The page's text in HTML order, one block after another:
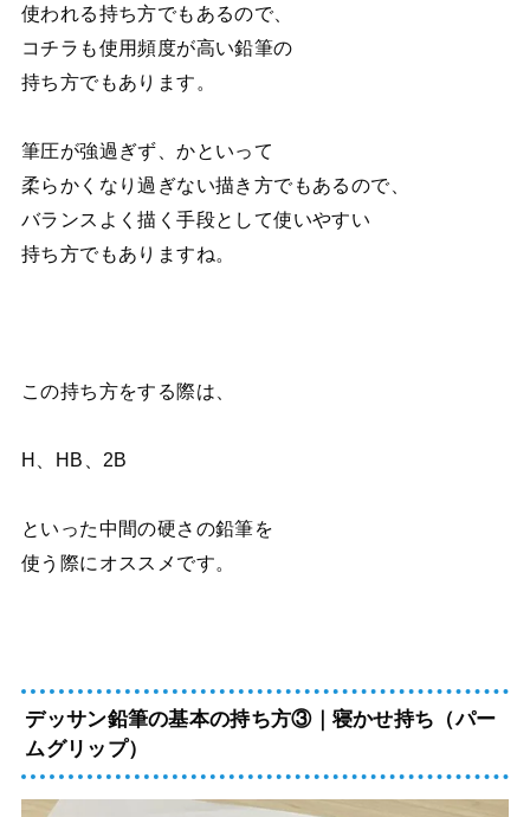
使われる持ち方でもあるので、
コチラも使用頻度が高い鉛筆の
持ち方でもあります。
筆圧が強過ぎず、かといって
柔らかくなり過ぎない描き方でもあるので、
バランスよく描く手段として使いやすい
持ち方でもありますね。
この持ち方をする際は、
H、HB、2B
といった中間の硬さの鉛筆を
使う際にオススメです。
デッサン鉛筆の基本の持ち方③｜寝かせ持ち（パー
ムグリップ）